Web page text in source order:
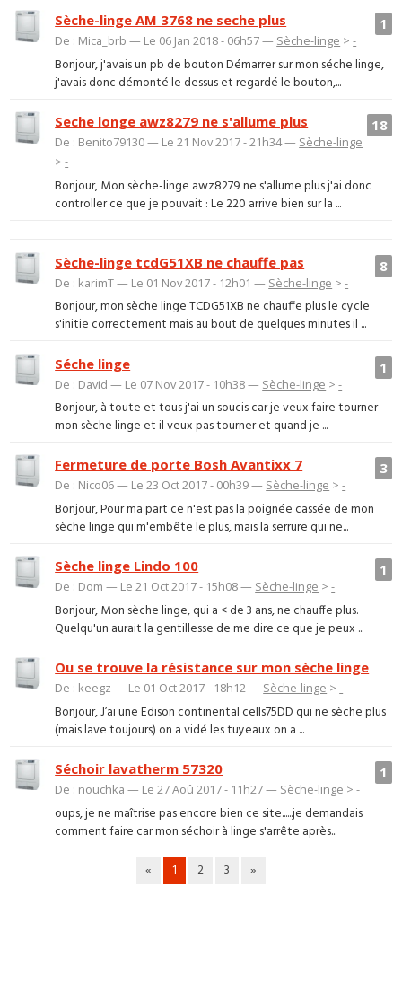
1
Sèche-linge AM 3768 ne seche plus
De : Mica_brb — Le 06 Jan 2018 - 06h57 — Sèche-linge >-
Bonjour, j'avais un pb de bouton Démarrer sur mon séche linge,
j'avais donc démonté le dessus et regardé le bouton,...
18
Seche longe awz8279 ne s'allume plus
De : Benito79130 — Le 21 Nov 2017 - 21h34 — Sèche-linge
>-
Bonjour, Mon sèche-linge awz8279 ne s'allume plus j'ai donc
controller ce que je pouvait : Le 220 arrive bien sur la ...
8
Sèche-linge tcdG51XB ne chauffe pas
De : karimT — Le 01 Nov 2017 - 12h01 — Sèche-linge >-
Bonjour, mon sèche linge TCDG51XB ne chauffe plus le cycle
s'initie correctement mais au bout de quelques minutes il ...
1
Séche linge
De : David — Le 07 Nov 2017 - 10h38 — Sèche-linge >-
Bonjour, à toute et tous j'ai un soucis car je veux faire tourner
mon sèche linge et il veux pas tourner et quand je ...
3
Fermeture de porte Bosh Avantixx 7
De : Nico06 — Le 23 Oct 2017 - 00h39 — Sèche-linge >-
Bonjour, Pour ma part ce n'est pas la poignée cassée de mon
sèche linge qui m'embête le plus, mais la serrure qui ne...
1
Sèche linge Lindo 100
De : Dom — Le 21 Oct 2017 - 15h08 — Sèche-linge >-
Bonjour, Mon sèche linge, qui a < de 3 ans, ne chauffe plus.
Quelqu'un aurait la gentillesse de me dire ce que je peux ...
Ou se trouve la résistance sur mon sèche linge
De : keegz — Le 01 Oct 2017 - 18h12 — Sèche-linge >-
Bonjour, J’ai une Edison continental cells75DD qui ne sèche plus
(mais lave toujours) on a vidé les tuyeaux on a ...
1
Séchoir lavatherm 57320
De : nouchka — Le 27 Aoû 2017 - 11h27 — Sèche-linge >-
oups, je ne maîtrise pas encore bien ce site......je demandais
comment faire car mon séchoir à linge s'arrête après...
« 1 2 3 »